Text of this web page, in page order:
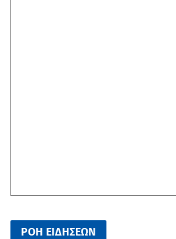
ΡΟΗ ΕΙΔΗΣΕΩΝ